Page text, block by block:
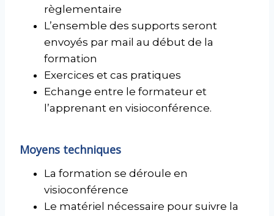
règlementaire
L’ensemble des supports seront
envoyés par mail au début de la
formation
Exercices et cas pratiques
Echange entre le formateur et
l’apprenant en visioconférence.
Moyens techniques
La formation se déroule en
visioconférence
Le matériel nécessaire pour suivre la